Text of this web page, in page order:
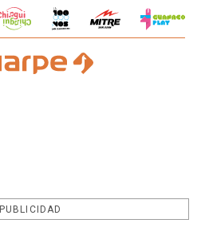
PUBLICIDAD